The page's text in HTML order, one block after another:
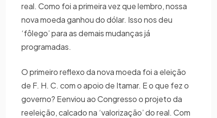
real. Como foi a primeira vez que lembro, nossa
nova moeda ganhou do dólar. Isso nos deu
‘fôlego’ para as demais mudanças já
programadas.
O primeiro reflexo da nova moeda foi a eleição
de F. H. C. com o apoio de Itamar. E o que fez o
governo? Eenviou ao Congresso o projeto da
reeleição, calcado na ‘valorização’ do real. Com